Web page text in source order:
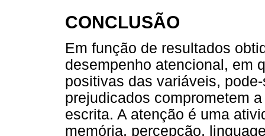
CONCLUSÃO
Em função de resultados
desempenho atencional, em
positivas das variáveis,
prejudicados comprometem
escrita. A atenção é uma
memória, percepção,